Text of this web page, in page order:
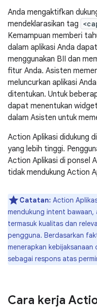
Anda mengaktifkan
mendeklarasikan tag
Kemampuan memberi
dalam aplikasi Anda
menggunakan BII dan
fitur Anda. Asisten
meluncurkan aplikasi
ditentukan. Untuk
dapat menentukan
dalam Asisten untuk
Action Aplikasi didukung
yang lebih tinggi.
Action Aplikasi di ponsel
tidak mendukung Action
Catatan: Action
mendukung intent
termasuk kualitas dan
pengguna. Berdasarkan
menerapkan kebijaksanaan
sebagai respons atas
Cara kerja